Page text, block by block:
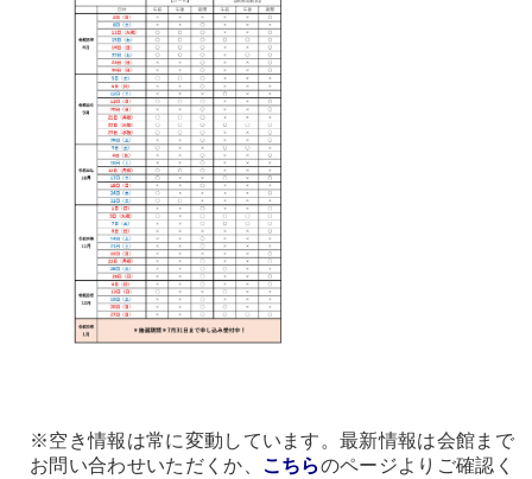
※空き情報は常に変動しています。最新情報は会館まで
お問い合わせいただくか、 こちらのページよりご確認く